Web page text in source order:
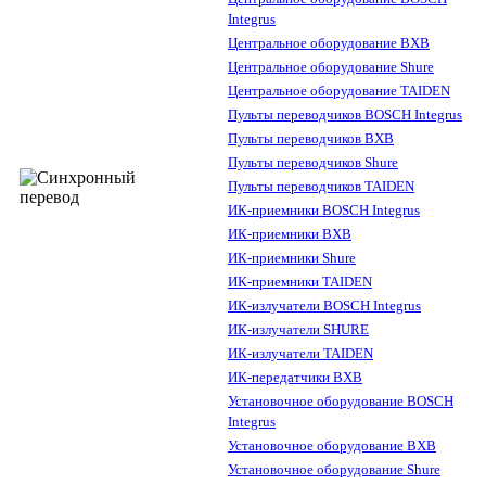
Integrus
Центральное оборудование BXB
Центральное оборудование Shure
Центральное оборудование TAIDEN
Пульты переводчиков BOSCH Integrus
Пульты переводчиков BXB
Пульты переводчиков Shure
Пульты переводчиков TAIDEN
ИК-приемники BOSCH Integrus
ИК-приемники BXB
ИК-приемники Shure
ИК-приемники TAIDEN
ИК-излучатели BOSCH Integrus
ИК-излучатели SHURE
ИК-излучатели TAIDEN
ИК-передатчики BXB
Установочное оборудование BOSCH
Integrus
Установочное оборудование BXB
Установочное оборудование Shure